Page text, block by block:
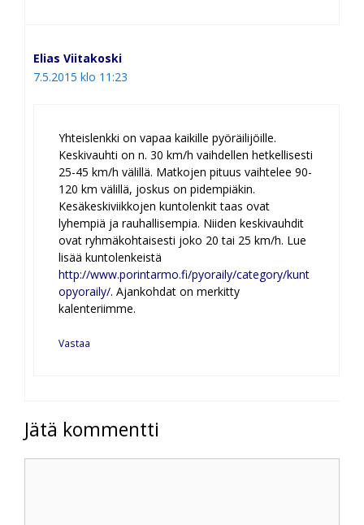
Elias Viitakoski
7.5.2015 klo 11:23
Yhteislenkki on vapaa kaikille pyöräilijöille.
Keskivauhti on n. 30 km/h vaihdellen hetkellisesti
25-45 km/h välillä. Matkojen pituus vaihtelee 90-
120 km välillä, joskus on pidempiäkin.
Kesäkeskiviikkojen kuntolenkit taas ovat
lyhempiä ja rauhallisempia. Niiden keskivauhdit
ovat ryhmäkohtaisesti joko 20 tai 25 km/h. Lue
lisää kuntolenkeistä
http://www.porintarmo.fi/pyoraily/category/kunt
opyoraily/. Ajankohdat on merkitty
kalenteriimme.
Vastaa
Jätä kommentti